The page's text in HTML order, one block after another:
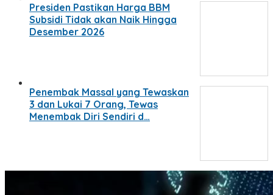
Presiden Pastikan Harga BBM
Subsidi Tidak akan Naik Hingga
Desember 2026
Penembak Massal yang Tewaskan
3 dan Lukai 7 Orang, Tewas
Menembak Diri Sendiri d…